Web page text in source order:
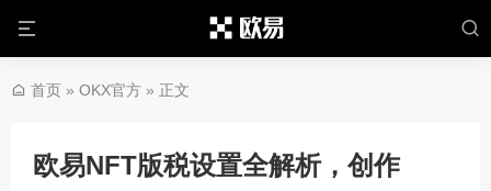
首页 » OKX官方 » 正文
欧易NFT版税设置全解析，创作